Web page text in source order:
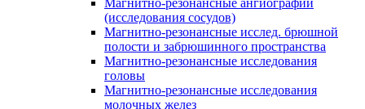
Магнитно-резонансные ангиографии
(исследования сосудов)
Магнитно-резонансные исслед. брюшной
полости и забрюшинного пространства
Магнитно-резонансные исследования
головы
Магнитно-резонансные исследования
молочных желез